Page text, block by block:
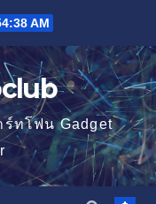
AM
ร์ทโฟน Gadget